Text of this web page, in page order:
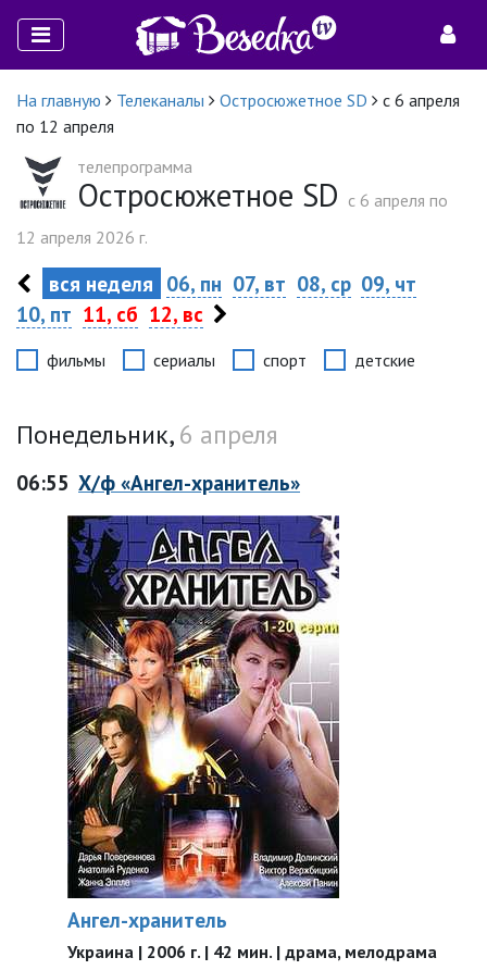
На главную Телеканалы Остросюжетное SD
с 6 апреля
по 12 апреля
телепрограмма
Остросюжетное SD c 6 апреля по
12 апреля 2026 г.
вся неделя 06, пн 07, вт 08, ср 09, чт
10, пт 11, сб 12, вс
фильмы сериалы спорт детские
Понедельник,6 апреля
06:55 Х/ф «Ангел-хранитель»
Ангел-хранитель
Украина | 2006 г. | 42 мин. | драма, мелодрама